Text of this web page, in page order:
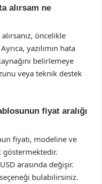
alırsam ne
öncelikle
yazılımın hata
belirlemeye
veya teknik destek
fiyat aralığı
fiyatı, modeline ve
göstermektedir.
arasında değişir.
bulabilirsiniz.